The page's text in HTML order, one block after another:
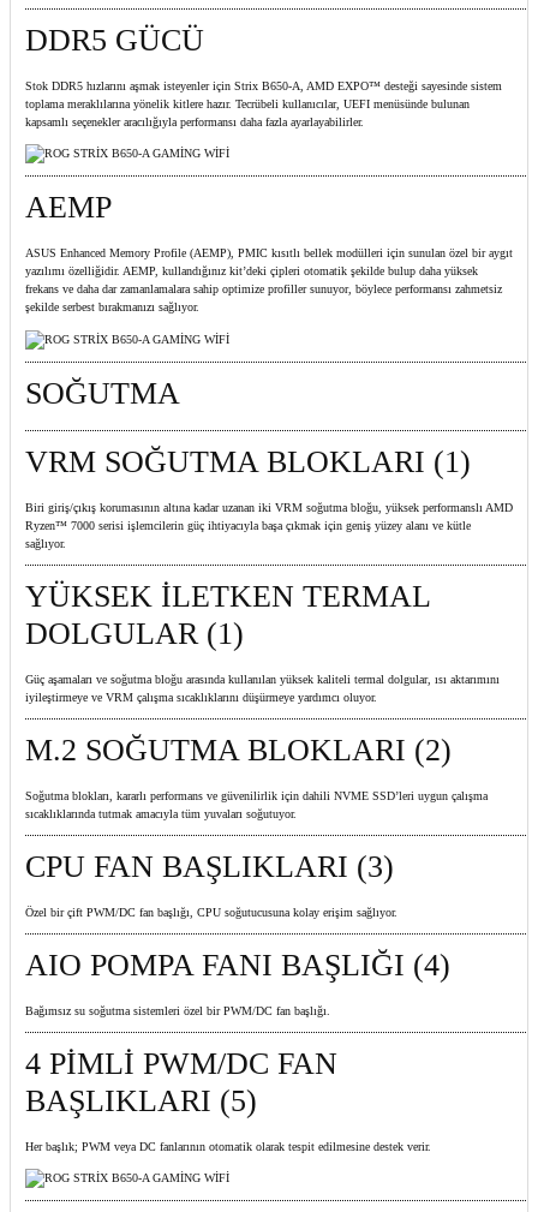
DDR5 GÜCÜ
Stok DDR5 hızlarını aşmak isteyenler için Strix B650-A, AMD EXPO™ desteği sayesinde sistem
toplama meraklılarına yönelik kitlere hazır. Tecrübeli kullanıcılar, UEFI menüsünde bulunan
kapsamlı seçenekler aracılığıyla performansı daha fazla ayarlayabilirler.
AEMP
ASUS Enhanced Memory Profile (AEMP), PMIC kısıtlı bellek modülleri için sunulan özel bir aygıt
yazılımı özelliğidir. AEMP, kullandığınız kit’deki çipleri otomatik şekilde bulup daha yüksek
frekans ve daha dar zamanlamalara sahip optimize profiller sunuyor, böylece performansı zahmetsiz
şekilde serbest bırakmanızı sağlıyor.
SOĞUTMA
VRM SOĞUTMA BLOKLARI (1)
Biri giriş/çıkış korumasının altına kadar uzanan iki VRM soğutma bloğu, yüksek performanslı AMD
Ryzen™ 7000 serisi işlemcilerin güç ihtiyacıyla başa çıkmak için geniş yüzey alanı ve kütle
sağlıyor.
YÜKSEK İLETKEN TERMAL
DOLGULAR (1)
Güç aşamaları ve soğutma bloğu arasında kullanılan yüksek kaliteli termal dolgular, ısı aktarımını
iyileştirmeye ve VRM çalışma sıcaklıklarını düşürmeye yardımcı oluyor.
M.2 SOĞUTMA BLOKLARI (2)
Soğutma blokları, kararlı performans ve güvenilirlik için dahili NVME SSD’leri uygun çalışma
sıcaklıklarında tutmak amacıyla tüm yuvaları soğutuyor.
CPU FAN BAŞLIKLARI (3)
Özel bir çift PWM/DC fan başlığı, CPU soğutucusuna kolay erişim sağlıyor.
AIO POMPA FANI BAŞLIĞI (4)
Bağımsız su soğutma sistemleri özel bir PWM/DC fan başlığı.
4 PİMLİ PWM/DC FAN
BAŞLIKLARI (5)
Her başlık; PWM veya DC fanlarının otomatik olarak tespit edilmesine destek verir.